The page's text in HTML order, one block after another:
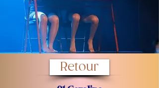
Retour